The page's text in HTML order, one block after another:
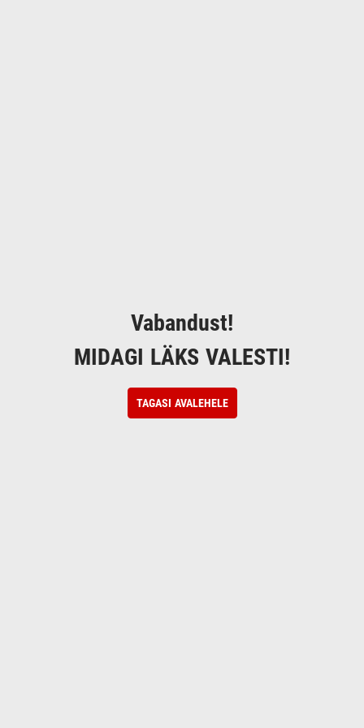
Vabandust!
MIDAGI LÄKS VALESTI!
TAGASI AVALEHELE